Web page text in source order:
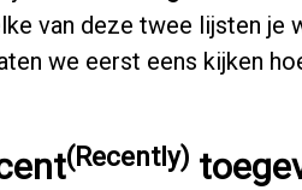
van deze twee lijsten je
we eerst eens kijken
(Recently)